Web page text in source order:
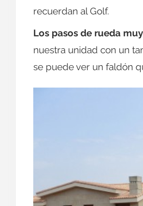
recuerdan al Golf.
Los pasos de rueda
nuestra unidad con un
se puede ver un faldón